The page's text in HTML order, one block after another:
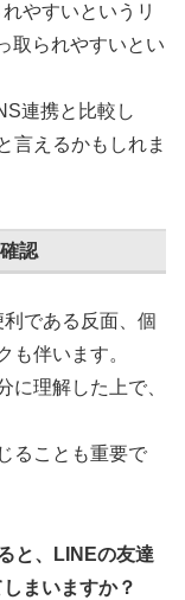
やすいというリ
取られやすいとい
連携と比較し
言えるかもしれま
認
である反面、個
も伴います。
に理解した上で、
ることも重要で
と、LINEの友達
まいますか？